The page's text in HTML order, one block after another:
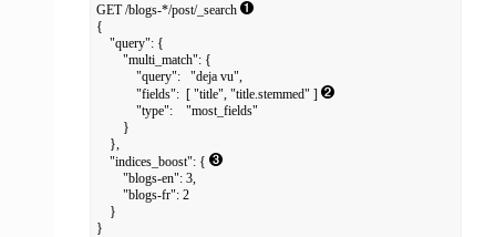
GET /blogs-*/post/_search
{
            "fields":  [ "title", "title.stemmed" ]
    "indices_boost": {
}